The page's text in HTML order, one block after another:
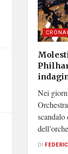
Nei
scandalo
DI